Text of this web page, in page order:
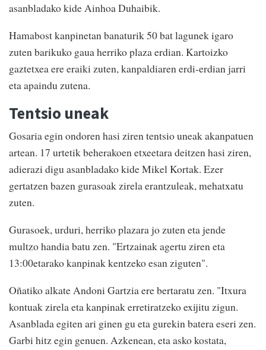
asanbladako kide Ainhoa Duhaibik.
Hamabost kanpinetan banaturik 50 bat lagunek igaro
zuten barikuko gaua herriko plaza erdian. Kartoizko
gaztetxea ere eraiki zuten, kanpaldiaren erdi-erdian jarri
eta apaindu zutena.
Tentsio uneak
Gosaria egin ondoren hasi ziren tentsio uneak akanpatuen
artean. 17 urtetik beherakoen etxeetara deitzen hasi ziren,
adierazi digu asanbladako kide Mikel Kortak. Ezer
gertatzen bazen gurasoak zirela erantzuleak, mehatxatu
zuten.
Gurasoek, urduri, herriko plazara jo zuten eta jende
multzo handia batu zen. "Ertzainak agertu ziren eta
13:00etarako kanpinak kentzeko esan ziguten".
Oñatiko alkate Andoni Gartzia ere bertaratu zen. "Itxura
kontuak zirela eta kanpinak erretiratzeko exijitu zigun.
Asanblada egiten ari ginen gu eta gurekin batera eseri zen.
Garbi hitz egin genuen. Azkenean, eta asko kostata,